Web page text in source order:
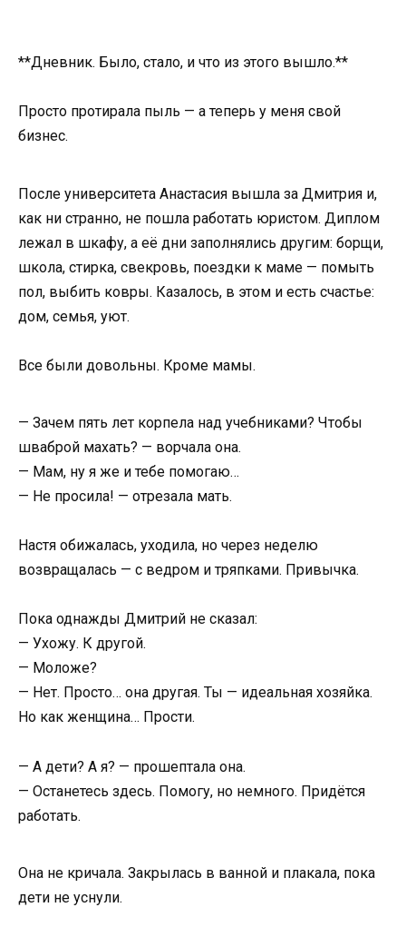
**Дневник. Было, стало, и что из этого вышло.**
Просто протирала пыль — а теперь у меня свой
бизнес.
После университета Анастасия вышла за Дмитрия и,
как ни странно, не пошла работать юристом. Диплом
лежал в шкафу, а её дни заполнялись другим: борщи,
школа, стирка, свекровь, поездки к маме — помыть
пол, выбить ковры. Казалось, в этом и есть счастье:
дом, семья, уют.
Все были довольны. Кроме мамы.
— Зачем пять лет корпела над учебниками? Чтобы
шваброй махать? — ворчала она.
— Мам, ну я же и тебе помогаю…
— Не просила! — отрезала мать.
Настя обижалась, уходила, но через неделю
возвращалась — с ведром и тряпками. Привычка.
Пока однажды Дмитрий не сказал:
— Ухожу. К другой.
— Моложе?
— Нет. Просто… она другая. Ты — идеальная хозяйка.
Но как женщина… Прости.
— А дети? А я? — прошептала она.
— Останетесь здесь. Помогу, но немного. Придётся
работать.
Она не кричала. Закрылась в ванной и плакала, пока
дети не уснули.